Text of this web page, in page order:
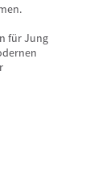
für Jung